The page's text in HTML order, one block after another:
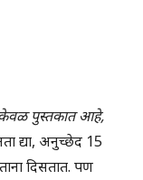
केवळ पुस्तकात आहे,
द्या, अनुच्छेद 15
दिसतात. पण